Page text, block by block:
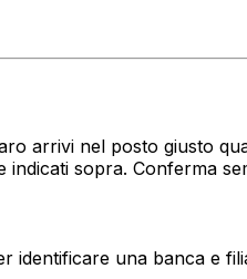
arrivi nel posto giusto
sopra. Conferma
identificare una banca e